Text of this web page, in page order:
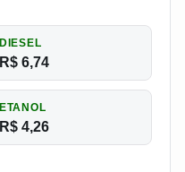
DIESEL
R$ 6,74
ETANOL
R$ 4,26